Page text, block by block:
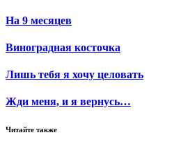
На 9 месяцев
Виноградная косточка
Лишь тебя я хочу целовать
Жди меня, и я вернусь…
Читайте также